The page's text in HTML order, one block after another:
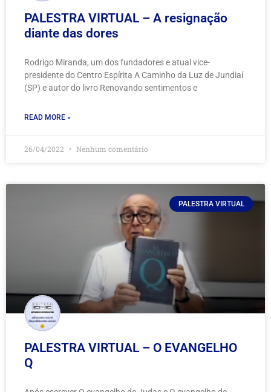
PALESTRA VIRTUAL – A resignação
diante das dores
Rodrigo Miranda, um dos fundadores e atual vice-
presidente do Centro Espírita A Caminho da Luz de Jundiaí
(SP) e autor do livro Renovando sentimentos e
READ MORE »
26/04/2022 Nenhum comentário
PALESTRA VIRTUAL
PALESTRA VIRTUAL – O EVANGELHO
Q